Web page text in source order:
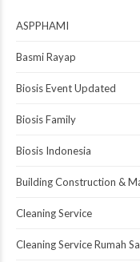
ASPPHAMI
Basmi Rayap
Biosis Event Updated
Biosis Family
Biosis Indonesia
Building Construction &
Cleaning Service
Cleaning Service Rumah